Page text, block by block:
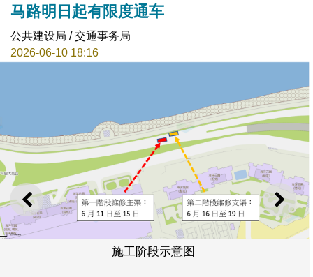
马路明日起有限度通车
公共建设局 / 交通事务局
2026-06-10 18:16
上一则 下一
施工阶段示意图